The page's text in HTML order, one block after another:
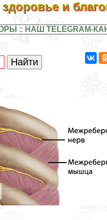
и
:: НАШ TELEGRAM-